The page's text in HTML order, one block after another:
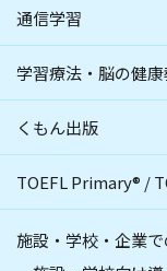
通信学習
学習療法・脳の健
くもん出版
TOEFL Primary® /
施設・学校・企業